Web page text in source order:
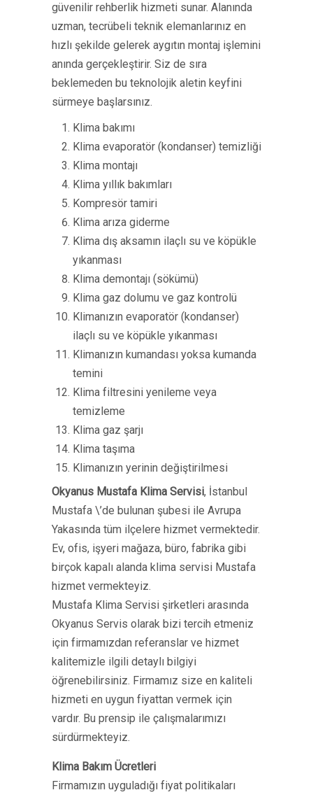
güvenilir rehberlik hizmeti sunar. Alanında
uzman, tecrübeli teknik elemanlarınız en
hızlı şekilde gelerek aygıtın montaj işlemini
anında gerçekleştirir. Siz de sıra
beklemeden bu teknolojik aletin keyfini
sürmeye başlarsınız.
Klima bakımı
Klima evaporatör (kondanser) temizliği
Klima montajı
Klima yıllık bakımları
Kompresör tamiri
Klima arıza giderme
Klima dış aksamın ilaçlı su ve köpükle
yıkanması
Klima demontajı (sökümü)
Klima gaz dolumu ve gaz kontrolü
Klimanızın evaporatör (kondanser)
ilaçlı su ve köpükle yıkanması
Klimanızın kumandası yoksa kumanda
temini
Klima filtresini yenileme veya
temizleme
Klima gaz şarjı
Klima taşıma
Klimanızın yerinin değiştirilmesi
Okyanus Mustafa Klima Servisi, İstanbul
Mustafa \’de bulunan şubesi ile Avrupa
Yakasında tüm ilçelere hizmet vermektedir.
Ev, ofis, işyeri mağaza, büro, fabrika gibi
birçok kapalı alanda klima servisi Mustafa
hizmet vermekteyiz.
Mustafa Klima Servisi şirketleri arasında
Okyanus Servis olarak bizi tercih etmeniz
için firmamızdan referanslar ve hizmet
kalitemizle ilgili detaylı bilgiyi
öğrenebilirsiniz. Firmamız size en kaliteli
hizmeti en uygun fiyattan vermek için
vardır. Bu prensip ile çalışmalarımızı
sürdürmekteyiz.
Klima Bakım Ücretleri
Firmamızın uyguladığı fiyat politikaları